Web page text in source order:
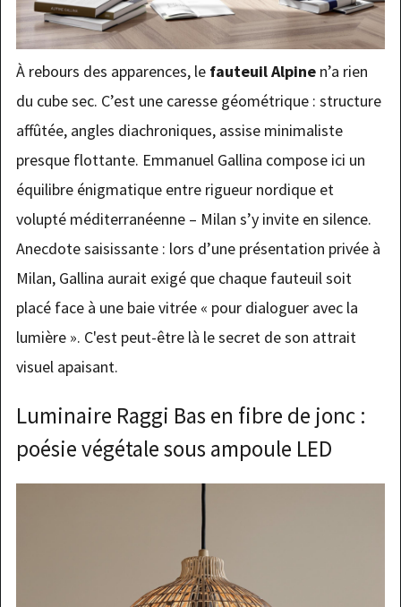
À rebours des apparences, le fauteuil Alpinen’a rien
du cube sec. C’est une caresse géométrique : structure
affûtée, angles diachroniques, assise minimaliste
presque flottante. Emmanuel Gallina compose ici un
équilibre énigmatique entre rigueur nordique et
volupté méditerranéenne – Milan s’y invite en silence.
Anecdote saisissante : lors d’une présentation privée à
Milan, Gallina aurait exigé que chaque fauteuil soit
placé face à une baie vitrée « pour dialoguer avec la
lumière ». C'est peut-être là le secret de son attrait
visuel apaisant.
Luminaire Raggi Bas en fibre de jonc :
poésie végétale sous ampoule LED